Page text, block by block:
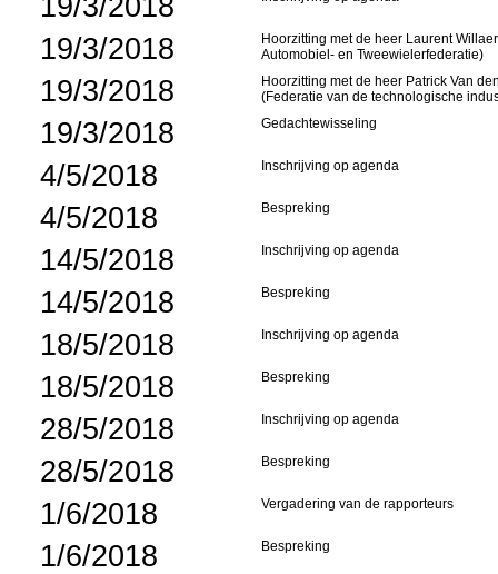
19/3/2018
Hoorzitting met de heer Laurent
Automobiel- en Tweewielerfederatie)
19/3/2018
Hoorzitting met de heer Patrick Van
(Federatie van de technologische
19/3/2018 Gedachtewisseling
4/5/2018 Inschrijving op agenda
4/5/2018 Bespreking
14/5/2018 Inschrijving op agenda
14/5/2018 Bespreking
18/5/2018 Inschrijving op agenda
18/5/2018 Bespreking
28/5/2018 Inschrijving op agenda
28/5/2018 Bespreking
1/6/2018 Vergadering van de rapporteurs
1/6/2018 Bespreking